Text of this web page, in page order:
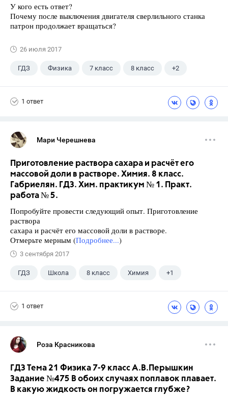
У кого есть ответ?
Почему после выключения двигателя сверлильного станка
патрон продолжает вращаться?
26 июля 2017
ГДЗ Физика 7 класс 8 класс +2
1 ответ
Мари Черешнева
Приготовление раствора сахара и расчёт его
массовой доли в растворе. Химия. 8 класс.
Габриелян. ГДЗ. Хим. практикум № 1. Практ.
работа № 5.
Попробуйте провести следующий опыт. Приготовление
раствора
сахара и расчёт его массовой доли в растворе.
Отмерьте мерным (Подробнее...)
3 сентября 2017
ГДЗ Школа 8 класс Химия +1
1 ответ
Роза Красникова
ГДЗ Тема 21 Физика 7-9 класс А.В.Перышкин
Задание №475 В обоих случаях поплавок плавает.
В какую жидкость он погружается глубже?